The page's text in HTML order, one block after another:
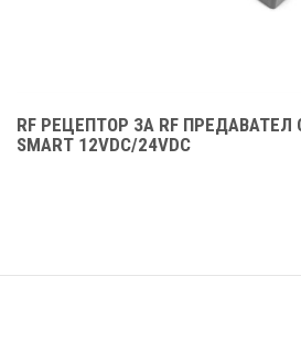
RF РЕЦЕПТОР ЗА RF ПРЕДАВАТЕЛ
SMART 12VDC/24VDC